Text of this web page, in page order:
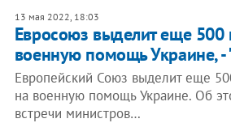
13 мая 2022, 18:03
Евросоюз выделит еще 500
военную помощь Украине, -
Европейский Союз выделит еще
на военную помощь Украине. Об
встречи министров…